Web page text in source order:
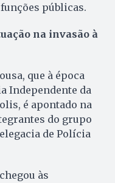
públicas.
na invasão à
que à época
Independente da
é apontado na
do grupo
de Polícia
às